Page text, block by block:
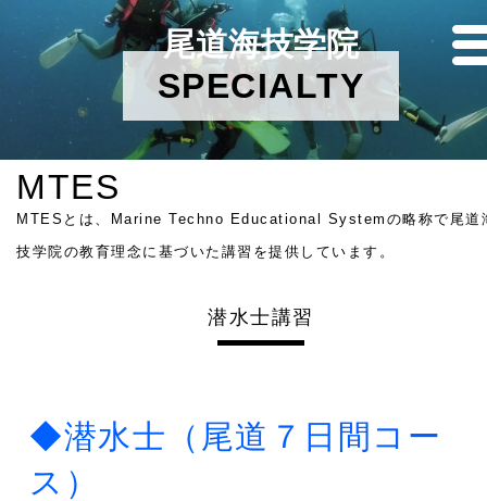
SPECIALTY
MTES
MTESとは、Marine Techno Educational Systemの略称で尾道
技学院の教育理念に基づいた講習を提供しています。
潜水士講習
◆潜水士（尾道７日間コー
ス）
尾道海技学院